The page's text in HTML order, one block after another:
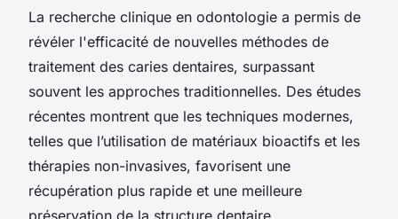
La recherche clinique en odontologie a permis de
révéler l'efficacité de nouvelles méthodes de
traitement des caries dentaires, surpassant
souvent les approches traditionnelles. Des études
récentes montrent que les techniques modernes,
telles que l’utilisation de matériaux bioactifs et les
thérapies non-invasives, favorisent une
récupération plus rapide et une meilleure
préservation de la structure dentaire.